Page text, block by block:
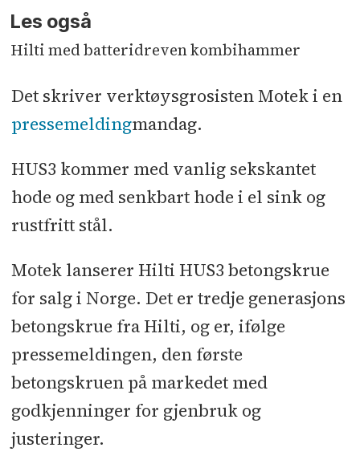
Les også
Hilti med batteridreven kombihammer
Det skriver verktøysgrosisten Motek i en
pressemeldingmandag.
HUS3 kommer med vanlig sekskantet
hode og med senkbart hode i el sink og
rustfritt stål.
Motek lanserer Hilti HUS3 betongskrue
for salg i Norge. Det er tredje generasjons
betongskrue fra Hilti, og er, ifølge
pressemeldingen, den første
betongskruen på markedet med
godkjenninger for gjenbruk og
justeringer.